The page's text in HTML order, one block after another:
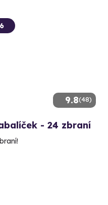
9.8(48)
- 24 zbraní